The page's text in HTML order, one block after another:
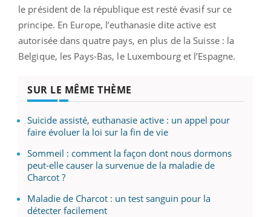
le président de la république est resté évasif sur ce
principe. En Europe, l’euthanasie dite active est
autorisée dans quatre pays, en plus de la Suisse : la
Belgique, les Pays-Bas, le Luxembourg et l’Espagne.
SUR LE MÊME THÈME
Suicide assisté, euthanasie active : un appel pour
faire évoluer la loi sur la fin de vie
Sommeil : comment la façon dont nous dormons
peut-elle causer la survenue de la maladie de
Charcot ?
Maladie de Charcot : un test sanguin pour la
détecter facilement